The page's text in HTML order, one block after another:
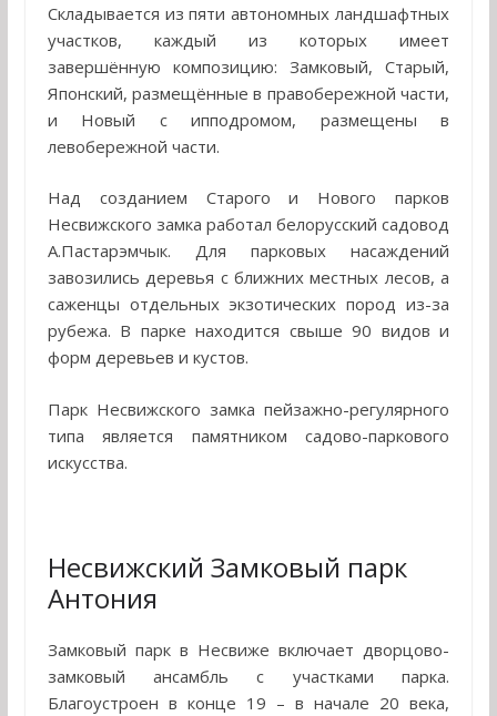
Складывается из пяти автономных ландшафтных
участков, каждый из которых имеет
завершённую композицию: Замковый, Старый,
Японский, размещённые в правобережной части,
и Новый с ипподромом, размещены в
левобережной части.
Над созданием Старого и Нового парков
Несвижского замка работал белорусский садовод
А.Пастарэмчык. Для парковых насаждений
завозились деревья с ближних местных лесов, а
саженцы отдельных экзотических пород из-за
рубежа. В парке находится свыше 90 видов и
форм деревьев и кустов.
Парк Несвижского замка пейзажно-регулярного
типа является памятником садово-паркового
искусства.
Несвижский Замковый парк
Антония
Замковый парк в Несвиже включает дворцово-
замковый ансамбль с участками парка.
Благоустроен в конце 19 – в начале 20 века,